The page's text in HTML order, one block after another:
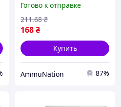
AmmuNation -
Ультразвуковая
портативная стиральная
машина USB
Готово к отправке
168₴
211.68 ₴
Купить
AmmuNation 87%